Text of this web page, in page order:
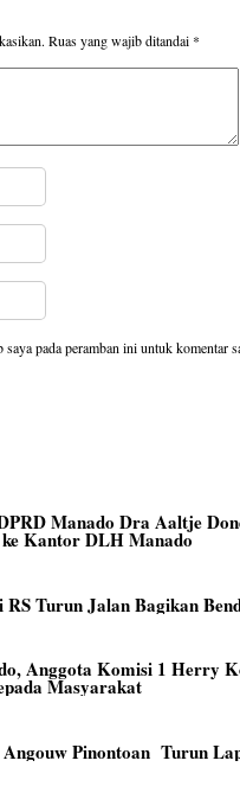
Ruas yang wajib ditandai *
pada peramban ini untuk komentar
Manado Dra Aaltje
Kantor DLH Manado
RS Turun Jalan Bagikan
Anggota Komisi 1 Herry
Masyarakat
Pinontoan Turun